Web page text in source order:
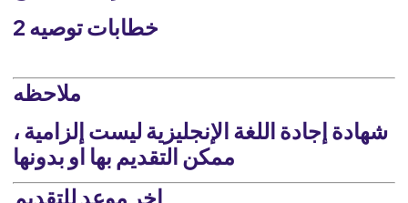
ملاحظه
شهادة إجادة اللغة الإنجليزية ليست إلزامية ،
ممكن التقديم بها او بدونها
اخر موعد للتقديم